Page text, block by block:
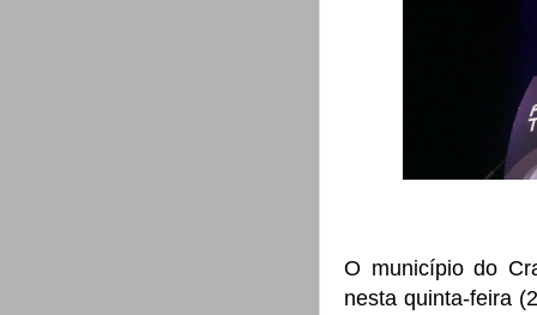
O município do
nesta quinta-feira